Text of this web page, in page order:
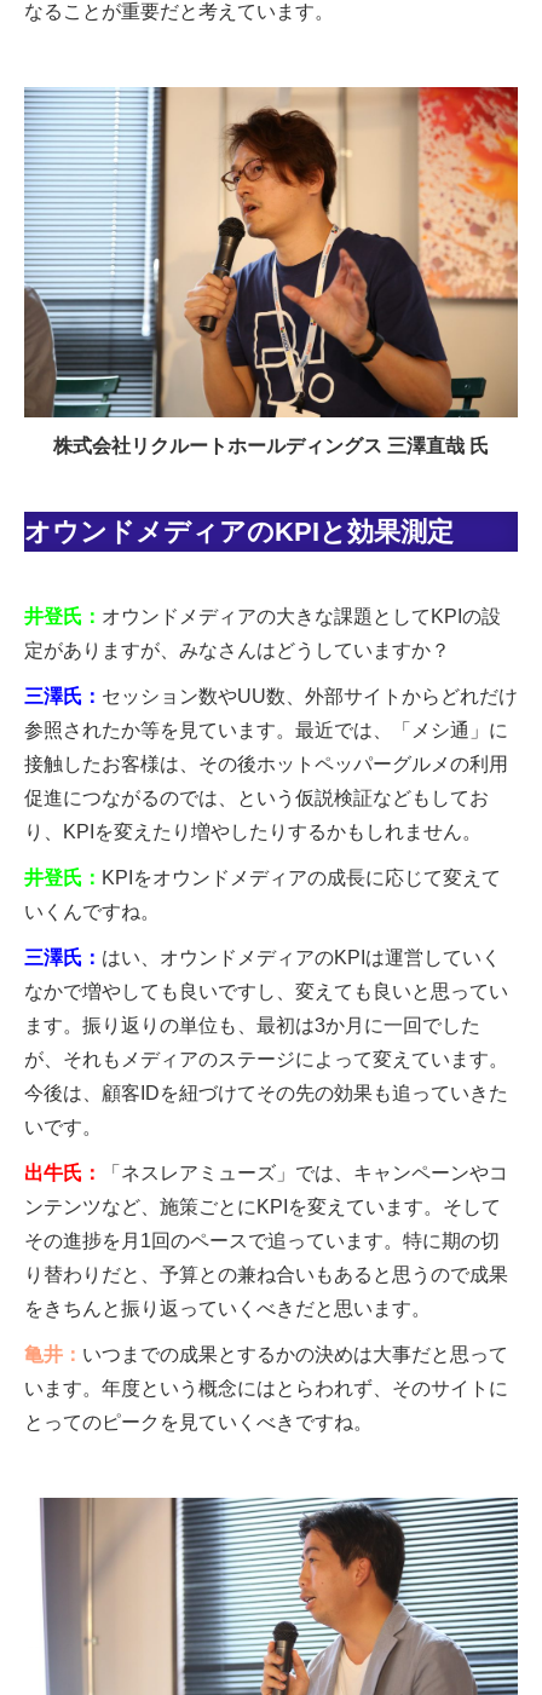
なることが重要だと考えています。
株式会社リクルートホールディングス 三澤直哉 氏
オウンドメディアのKPIと効果測定
井登氏： オウンドメディアの大きな課題としてKPIの設
定がありますが、みなさんはどうしていますか？
三澤氏： セッション数やUU数、外部サイトからどれだけ
参照されたか等を見ています。最近では、「メシ通」に
接触したお客様は、その後ホットペッパーグルメの利用
促進につながるのでは、という仮説検証などもしてお
り、KPIを変えたり増やしたりするかもしれません。
井登氏： KPIをオウンドメディアの成長に応じて変えて
いくんですね。
三澤氏： はい、オウンドメディアのKPIは運営していく
なかで増やしても良いですし、変えても良いと思ってい
ます。振り返りの単位も、最初は3か月に一回でした
が、それもメディアのステージによって変えています。
今後は、顧客IDを紐づけてその先の効果も追っていきた
いです。
出牛氏：
「ネスレアミューズ」では、キャンペーンやコ
ンテンツなど、施策ごとにKPIを変えています。そして
その進捗を月1回のペースで追っています。特に期の切
り替わりだと、予算との兼ね合いもあると思うので成果
をきちんと振り返っていくべきだと思います。
亀井： いつまでの成果とするかの決めは大事だと思って
います。年度という概念にはとらわれず、そのサイトに
とってのピークを見ていくべきですね。